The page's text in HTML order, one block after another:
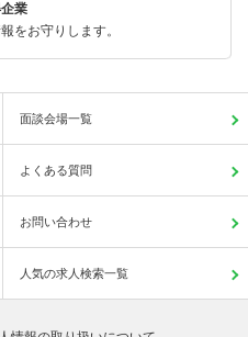
業
をお守りします。
面談会場一覧
よくある質問
お問い合わせ
人気の求人検索一覧